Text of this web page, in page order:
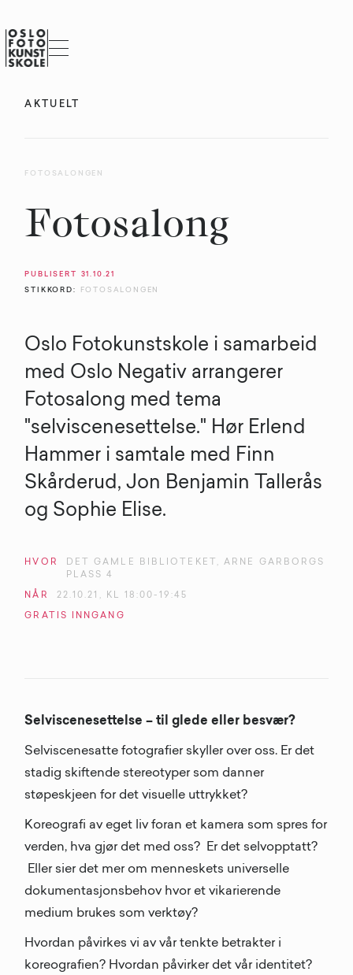
AKTUELT
FOTOSALONGEN
Fotosalong
PUBLISERT 31.10.21
STIKKORD: FOTOSALONGEN
Oslo Fotokunstskole i samarbeid
med Oslo Negativ arrangerer
Fotosalong med tema
"selviscenesettelse." Hør Erlend
Hammer i samtale med Finn
Skårderud, Jon Benjamin Tallerås
og Sophie Elise.
HVOR
DET GAMLE BIBLIOTEKET, ARNE GARBORGS
PLASS 4
NÅR 22 .10 .21 , KL 18:00-19:45
GRATIS INNGANG
Selviscenesettelse – til glede eller besvær?
Selviscenesatte fotografier skyller over oss. Er det
stadig skiftende stereotyper som danner
støpeskjeen for det visuelle uttrykket?
Koreografi av eget liv foran et kamera som spres for
verden, hva gjør det med oss? Er det selvopptatt?
Eller sier det mer om menneskets universelle
dokumentasjonsbehov hvor et vikarierende
medium brukes som verktøy?
Hvordan påvirkes vi av vår tenkte betrakter i
koreografien? Hvordan påvirker det vår identitet?